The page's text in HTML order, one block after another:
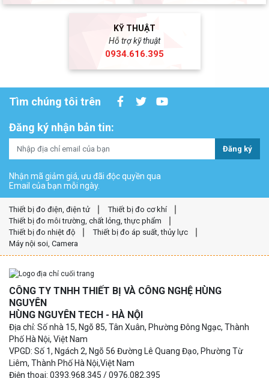
KỸ THUẬT
Hỗ trợ kỹ thuật
0934.616.395
Tìm chúng tôi trên
Đăng ký nhận bản tin:
Đăng ký
Nhận mã giảm giá, ưu đãi độc quyền qua
Email của bạn mỗi ngày.
Thiết bị đo điện, điện tử
Thiết bị đo cơ khí
Thiết bị đo môi trường, chất lỏng, thực phẩm
Thiết bị đo nhiệt độ
Thiết bị đo áp suất, thủy lực
Máy nội soi, Camera
CÔNG TY TNHH THIẾT BỊ VÀ CÔNG NGHỆ HÙNG
NGUYÊN
HÙNG NGUYÊN TECH - HÀ NỘI
Địa chỉ: Số nhà 15, Ngõ 85, Tân Xuân, Phường Đông Ngạc, Thành
Phố Hà Nội, Việt Nam
VPGD: Số 1, Ngách 2, Ngõ 56 Đường Lê Quang Đạo, Phường Từ
Liêm, Thành Phố Hà Nội,Việt Nam
Điện thoại: 0393.968.345 / 0976.082.395